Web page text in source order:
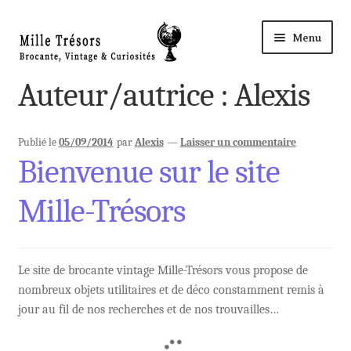
à
navigation
au
Menu
Ma Boutique à ROYE
Panier
Mon compte
Règlement
Auteur/autrice : Alexis
Publié le05/09/2014 parAlexis —Laisser un commentaire
Bienvenue sur le site
Mille-Trésors
Le site de brocante vintage Mille-Trésors vous propose de
nombreux objets utilitaires et de déco constamment remis à
jour au fil de nos recherches et de nos trouvailles…